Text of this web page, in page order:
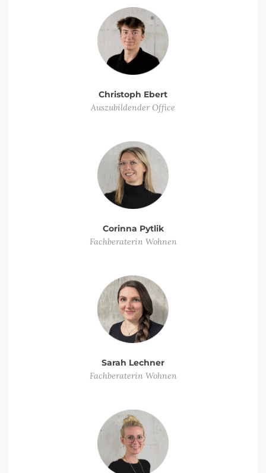
Christoph Ebert
Auszubildender Office
Corinna Pytlik
Fachberaterin Wohnen
Sarah Lechner
Fachberaterin Wohnen